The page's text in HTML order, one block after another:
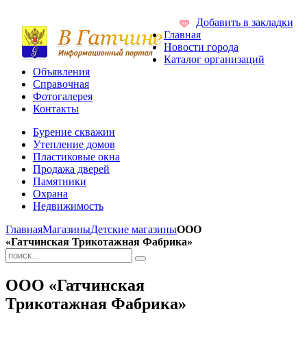
Добавить в закладки
Главная
Новости города
Каталог организаций
Объявления
Справочная
Фотогалерея
Контакты
Бурение скважин
Утепление домов
Пластиковые окна
Продажа дверей
Памятники
Охрана
Недвижимость
ГлавнаяМагазиныДетские магазиныООО
«Гатчинская Трикотажная Фабрика»
ООО «Гатчинская
Трикотажная Фабрика»